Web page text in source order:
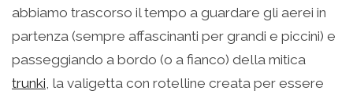
abbiamo trascorso il tempo a guardare gli aerei in
partenza (sempre affascinanti per grandi e piccini) e
passeggiando a bordo (o a fianco) della mitica
trunki, la valigetta con rotelline creata per essere